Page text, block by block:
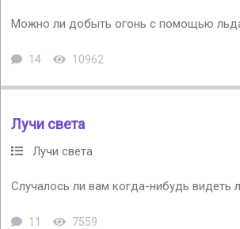
Можно ли добыть огонь с помощью
14 10962
Лучи света
Лучи света
Случалось ли вам когда-нибудь видеть
11 7559